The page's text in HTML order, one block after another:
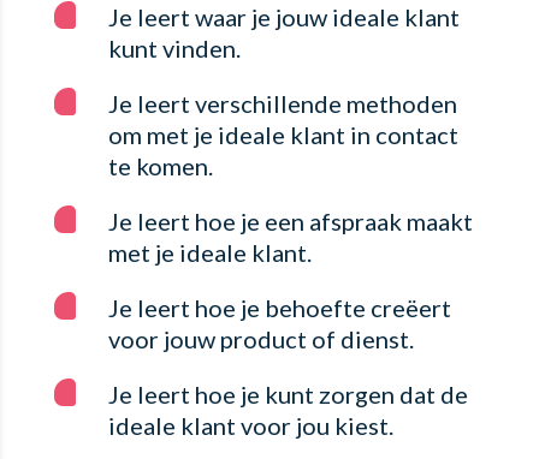
Je leert waar je jouw ideale klant
kunt vinden.
Je leert verschillende methoden
om met je ideale klant in contact
te komen.
Je leert hoe je een afspraak maakt
met je ideale klant.
Je leert hoe je behoefte creëert
voor jouw product of dienst.
Je leert hoe je kunt zorgen dat de
ideale klant voor jou kiest.